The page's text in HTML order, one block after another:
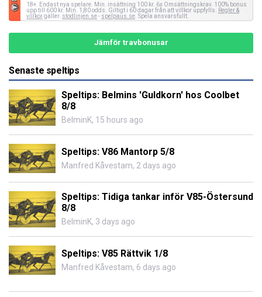
18+. Endast nya spelare. Min. insättning 100 kr. 6x Omsättningskrav. 100% bonus
upp till 600 kr. Min. 1,80 odds. Giltigt i 60 dagar från att villkor uppfylls.
Regler &
villkorgäller. stodlinjen.se- spelpaus.se . Spela ansvarsfullt.
Jämför travbonusar
Senaste speltips
Speltips: Belmins 'Guldkorn' hos Coolbet
8/8
BelminK, 15 hours ago
Speltips: V86 Mantorp 5/8
Manfred Kåvestam, 2 days ago
Speltips: Tidiga tankar inför V85-Östersund
8/8
BelminK, 3 days ago
Speltips: V85 Rättvik 1/8
Manfred Kåvestam, 6 days ago